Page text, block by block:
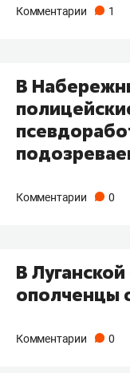
Комментарии 1
В
Комментарии 0
В
ополченцы
Комментарии 0